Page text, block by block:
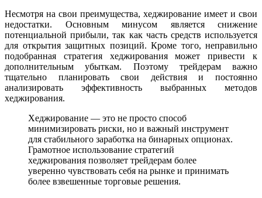
Несмотря на свои преимущества, хеджирование имеет и свои
недостатки. Основным минусом является снижение
потенциальной прибыли, так как часть средств используется
для открытия защитных позиций. Кроме того, неправильно
подобранная стратегия хеджирования может привести к
дополнительным убыткам. Поэтому трейдерам важно
тщательно планировать свои действия и постоянно
анализировать эффективность выбранных методов
хеджирования.
Хеджирование — это не просто способ
минимизировать риски, но и важный инструмент
для стабильного заработка на бинарных опционах.
Грамотное использование стратегий
хеджирования позволяет трейдерам более
уверенно чувствовать себя на рынке и принимать
более взвешенные торговые решения.